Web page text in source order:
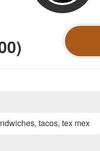
tacos, tex mex